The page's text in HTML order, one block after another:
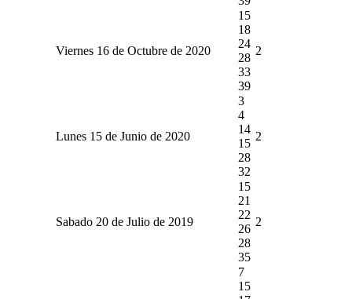
Viernes 16 de Octubre de 2020
15
18
24
28
33
39
2
Lunes 15 de Junio de 2020
3
4
14
15
28
32
2
Sabado 20 de Julio de 2019
15
21
22
26
28
35
2
7
15